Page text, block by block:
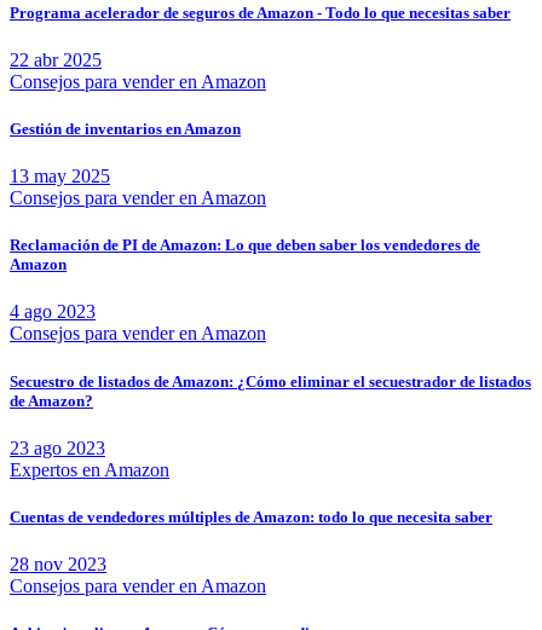
Programa acelerador de seguros de Amazon - Todo lo que necesitas saber
22 abr 2025
Consejos para vender en Amazon
Gestión de inventarios en Amazon
13 may 2025
Consejos para vender en Amazon
Reclamación de PI de Amazon: Lo que deben saber los vendedores de
Amazon
4 ago 2023
Consejos para vender en Amazon
Secuestro de listados de Amazon: ¿Cómo eliminar el secuestrador de listados
de Amazon?
23 ago 2023
Expertos en Amazon
Cuentas de vendedores múltiples de Amazon: todo lo que necesita saber
28 nov 2023
Consejos para vender en Amazon